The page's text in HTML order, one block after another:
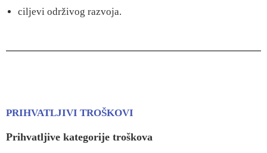
ciljevi održivog razvoja.
PRIHVATLJIVI TROŠKOVI
Prihvatljive kategorije troškova